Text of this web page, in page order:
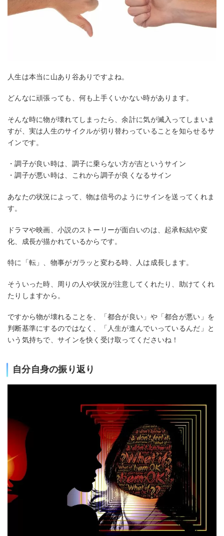
人生は本当に山あり谷ありですよね。
どんなに頑張っても、何も上手くいかない時があります。
そんな時に物が壊れてしまったら、余計に気が滅入ってしまいま
すが、実は人生のサイクルが切り替わっていることを知らせるサ
インです。
・調子が良い時は、調子に乗らない方が吉というサイン
・調子が悪い時は、これから調子が良くなるサイン
あなたの状況によって、物は信号のようにサインを送ってくれま
す。
ドラマや映画、小説のストーリーが面白いのは、起承転結や変
化、成長が描かれているからです。
特に「転」、物事がガラッと変わる時、人は成長します。
そういった時、周りの人や状況が注意してくれたり、助けてくれ
たりしますから。
ですから物が壊れることを、「都合が良い」や「都合が悪い」を
判断基準にするのではなく、「人生が進んでいっているんだ」と
いう気持ちで、サインを快く受け取ってくださいね！
自分自身の振り返り